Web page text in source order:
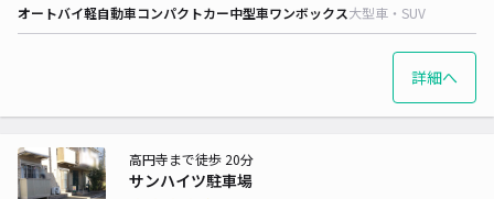
オートバイ軽自動車コンパクトカー中型車ワンボックス大型車・SUV
詳細へ
サンハイツ駐車場
高円寺まで徒歩 20分